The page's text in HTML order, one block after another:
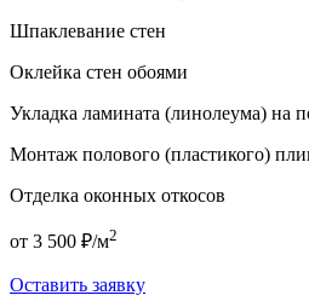
Шпаклевание стен
Оклейка стен обоями
Укладка ламината (линолеума) на
Монтаж полового (пластикого)
Отделка оконных откосов
от 3 500 ₽/м2
Оставить заявку